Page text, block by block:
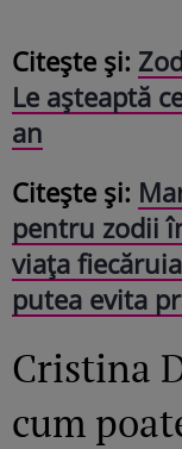
Citește și:
Le așteaptă
an
Citește și:
pentru zodii
viața
putea evita
Cristina
cum